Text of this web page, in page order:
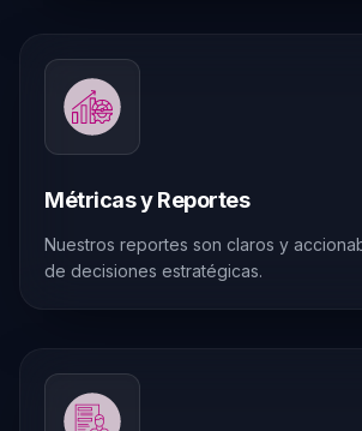
Métricas y Reportes
Nuestros reportes son claros y
de decisiones estratégicas.